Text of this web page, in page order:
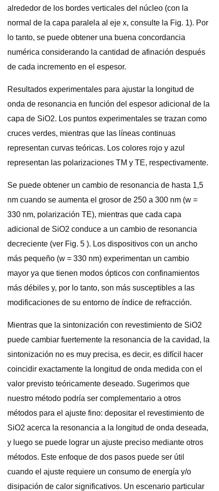
alrededor de los bordes verticales del núcleo (con la
normal de la capa paralela al eje x, consulte la Fig. 1). Por
lo tanto, se puede obtener una buena concordancia
numérica considerando la cantidad de afinación después
de cada incremento en el espesor.
Resultados experimentales para ajustar la longitud de
onda de resonancia en función del espesor adicional de la
capa de SiO2. Los puntos experimentales se trazan como
cruces verdes, mientras que las líneas continuas
representan curvas teóricas. Los colores rojo y azul
representan las polarizaciones TM y TE, respectivamente.
Se puede obtener un cambio de resonancia de hasta 1,5
nm cuando se aumenta el grosor de 250 a 300 nm (w =
330 nm, polarización TE), mientras que cada capa
adicional de SiO2 conduce a un cambio de resonancia
decreciente (ver Fig. 5 ). Los dispositivos con un ancho
más pequeño (w = 330 nm) experimentan un cambio
mayor ya que tienen modos ópticos con confinamientos
más débiles y, por lo tanto, son más susceptibles a las
modificaciones de su entorno de índice de refracción.
Mientras que la sintonización con revestimiento de SiO2
puede cambiar fuertemente la resonancia de la cavidad, la
sintonización no es muy precisa, es decir, es difícil hacer
coincidir exactamente la longitud de onda medida con el
valor previsto teóricamente deseado. Sugerimos que
nuestro método podría ser complementario a otros
métodos para el ajuste fino: depositar el revestimiento de
SiO2 acerca la resonancia a la longitud de onda deseada,
y luego se puede lograr un ajuste preciso mediante otros
métodos. Este enfoque de dos pasos puede ser útil
cuando el ajuste requiere un consumo de energía y/o
disipación de calor significativos. Un escenario particular